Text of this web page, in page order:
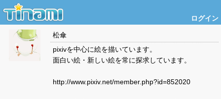
ログイン
松傘
pixivを中心に絵を描いています。
面白い絵・新しい絵を常に探求しています。
http://www.pixiv.net/member.php?id=852020